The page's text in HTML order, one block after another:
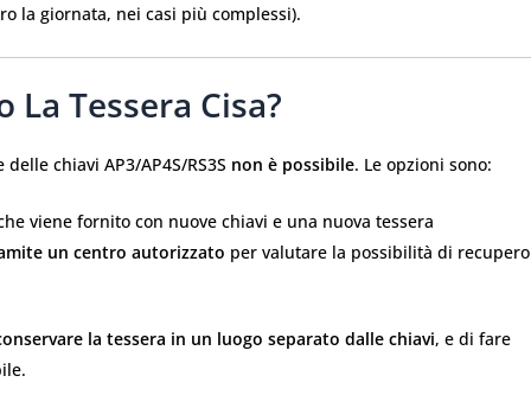
la giornata, nei casi più complessi).
La Tessera Cisa?
chiavi AP3/AP4S/RS3S non è possibile. Le opzioni sono:
viene fornito con nuove chiavi e una nuova tessera
un centro autorizzato per valutare la possibilità di recupero
la tessera in un luogo separato dalle chiavi, e di fare